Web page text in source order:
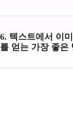
6. 텍스트에서 이
를 얻는 가장 좋은